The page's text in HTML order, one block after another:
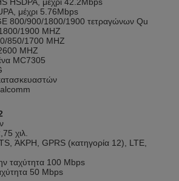
μέχρι 5.76Mbps
800/900/1800/1900 τετραγώνων Qu
1900 MHZ
850/1700 MHZ
MHZ
MC7305
χιλ.
ΆΚΡΗ, GPRS (κατηγορία 12), LTE,
ταχύτητα 100 Mbps
50 Mbps